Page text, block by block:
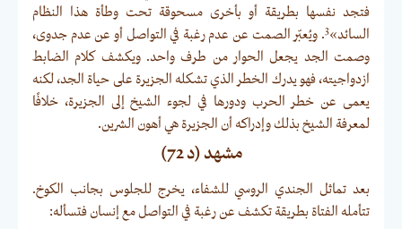
فتجد نفسها بطريقة أو بأخرى مسحوقة تحت وطأة هذا النظام
السائد»3. ويُعبّر الصمت عن عدم رغبة في التواصل أو عن عدم جدوى،
وصمت الجد يجعل الحوار من طرف واحد. ويكشف كلام الضابط
ازدواجيته، فهو يدرك الخطر الذي تشكله الجزيرة على حياة الجد، لكنه
يعمى عن خطر الحرب ودورها في لجوء الشيخ إلى الجزيرة، خلافًا
لمعرفة الشيخ بذلك وإدراكه أن الجزيرة هي أهون الشرين.
مشهد (د 72)
بعد تماثل الجندي الروسي للشفاء، يخرج للجلوس بجانب الكوخ.
تتأمله الفتاة بطريقة تكشف عن رغبة في التواصل مع إنسان فتسأله: